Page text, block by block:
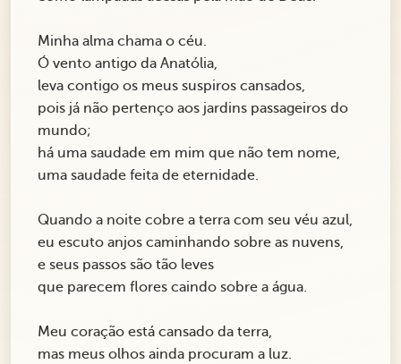
Minha alma chama o céu.
Ó vento antigo da Anatólia,
leva contigo os meus suspiros cansados,
pois já não pertenço aos jardins passageiros do
mundo;
há uma saudade em mim que não tem nome,
uma saudade feita de eternidade.
Quando a noite cobre a terra com seu véu azul,
eu escuto anjos caminhando sobre as nuvens,
e seus passos são tão leves
que parecem flores caindo sobre a água.
Meu coração está cansado da terra,
mas meus olhos ainda procuram a luz.